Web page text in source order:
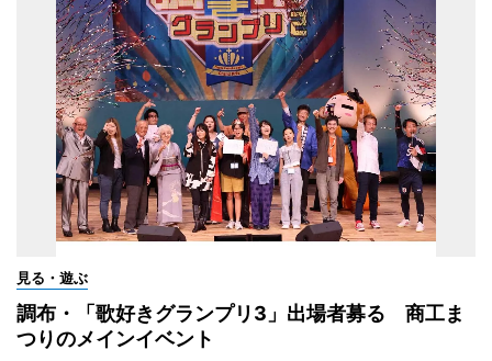
見る・遊ぶ
調布・「歌好きグランプリ3」出場者募る 商工ま
つりのメインイベント